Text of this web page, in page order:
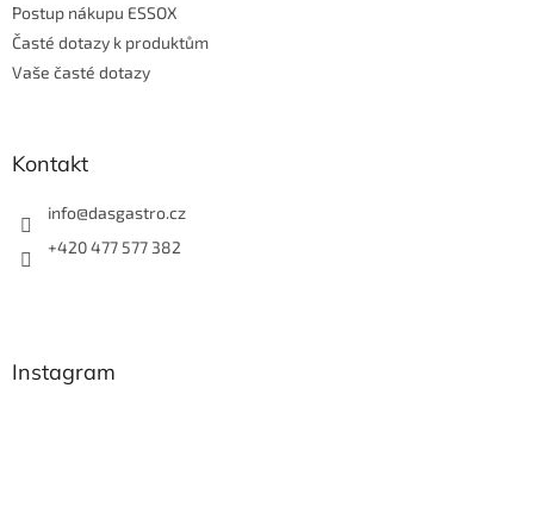
Postup nákupu ESSOX
Časté dotazy k produktům
Vaše časté dotazy
Kontakt
info@dasgastro.cz
+420 477 577 382
Instagram